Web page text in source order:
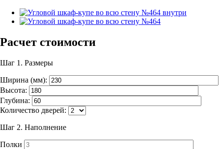
Расчет стоимости
Шаг 1. Размеры
Ширина (мм):
Высота:
Глубина:
Количество дверей:
Шаг 2. Наполнение
Полки